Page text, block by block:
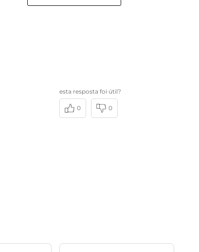
esta resposta foi útil?
0 0